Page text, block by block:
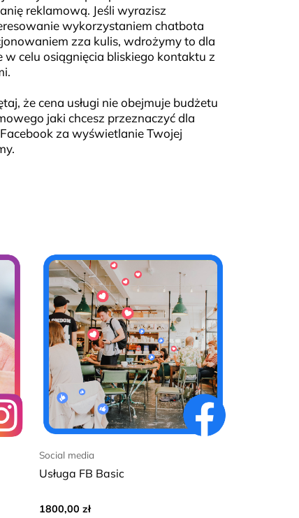
reklamową. Jeśli wyrazisz
wykorzystaniem chatbota
zza kulis, wdrożymy to dla
w celu osiągnięcia bliskiego kontaktu z
że cena usługi nie obejmuje budżetu
jaki chcesz przeznaczyć dla
za wyświetlanie Twojej
Social media
Usługa FB Basic
1800,00 zł